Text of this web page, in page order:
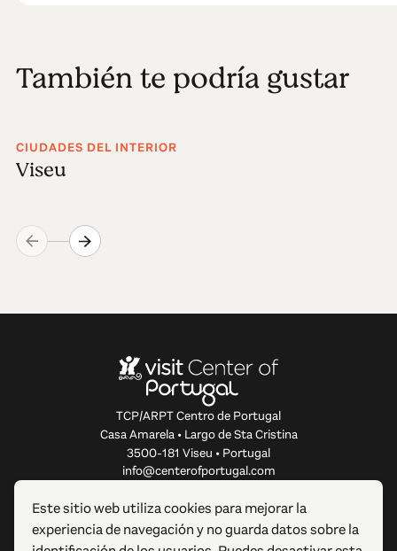
También te podría gustar
CIUDADES DEL INTERIOR
Viseu
TCP/ARPT Centro de Portugal
Casa Amarela • Largo de Sta Cristina
3500-181 Viseu • Portugal
info@centerofportugal.com
SOBRE ESTE SITIO WEB
Este sitio web utiliza cookies para mejorar la
experiencia de navegación y no guarda datos sobre la